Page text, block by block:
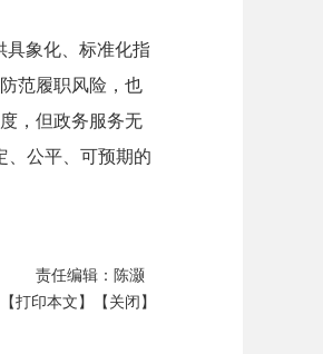
具象化、标准化指
范履职风险，也
，但政务服务无
、公平、可预期的
责任编辑：陈灏
【打印本文】 【关闭】